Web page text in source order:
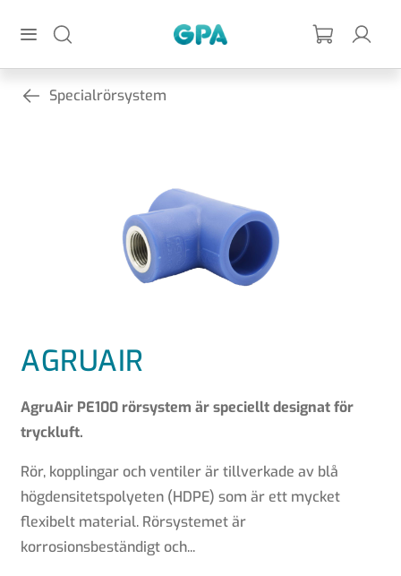
Specialrörsystem
AGRUAIR
AgruAir PE100 rörsystem är speciellt designat för
tryckluft.
Rör, kopplingar och ventiler är tillverkade av blå
högdensitetspolyeten (HDPE) som är ett mycket
flexibelt material. Rörsystemet är
korrosionsbeständigt och...